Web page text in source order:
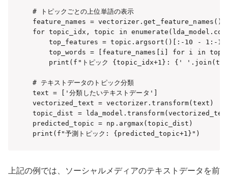
# トピックごとの上位単語の表示
feature_names = vectorizer.get_feature_names()
for topic_idx, topic in
    top_features = topic.argsort()[:-10 - 1:-1]
top_words = [feature_names[i] for i in
print(f"トピック {topic_idx+1}: {'
# テキストデータのトピック分類
text = ['分類したいテキストデータ']
vectorized_text = vectorizer.transform(text)
topic_dist =
predicted_topic = np.argmax(topic_dist)
print(f"予測トピック: {predicted_topic+1}")
上記の例では、ソーシャルメディアのテキストデータを前